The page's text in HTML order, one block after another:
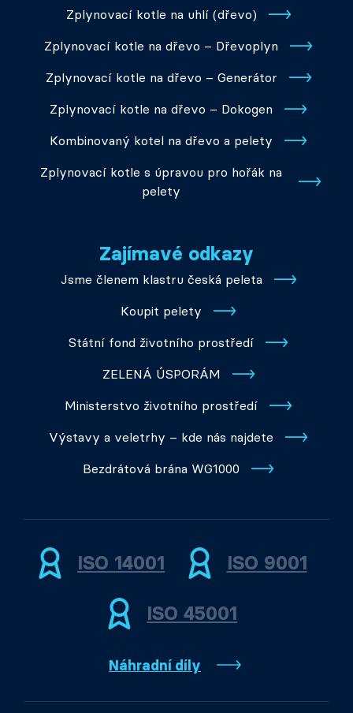
Zplynovací kotle na uhlí (dřevo)
Zplynovací kotle na dřevo – Dřevoplyn
Zplynovací kotle na dřevo – Generátor
Zplynovací kotle na dřevo – Dokogen
Kombinovaný kotel na dřevo a pelety
Zplynovací kotle s úpravou pro hořák na
pelety
Zajímavé odkazy
Jsme členem klastru česká peleta
Koupit pelety
Státní fond životního prostředí
ZELENÁ ÚSPORÁM
Ministerstvo životního prostředí
Výstavy a veletrhy – kde nás najdete
Bezdrátová brána WG1000
ISO 14001 ISO 9001
ISO 45001
Náhradní díly